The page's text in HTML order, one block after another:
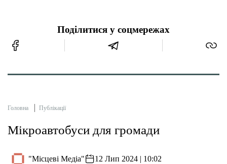
Поділитися у соцмережах
Головна Публікації
Мікроавтобуси для громади
"Місцеві Медіа" 12 Лип 2024 | 10:02